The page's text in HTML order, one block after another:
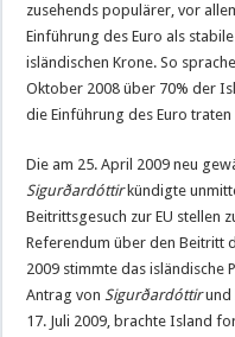
zusehends populärer, vor
Einführung des Euro als
isländischen Krone. So
Oktober 2008 über 70% der
die Einführung des Euro
Die am 25. April 2009 neu
Sigurðardóttirkündigte
Beitrittsgesuch zur EU stellen
Referendum über den Beitritt
2009 stimmte das isländische
Antrag vonSigurðardóttirund
17. Juli 2009, brachte Island